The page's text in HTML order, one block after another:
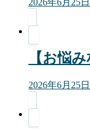
【お悩
2026年6月25日